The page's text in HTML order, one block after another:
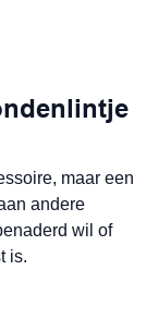
maar een
andere
wil of
is.